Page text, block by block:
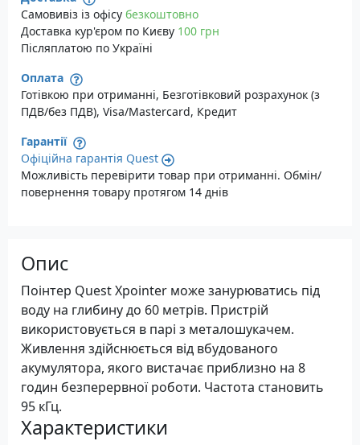
Самовивіз із офісу безкоштовно
Доставка кур'єром по Києву 100 грн
Післяплатою по Україні
Оплата
Готівкою при отриманні, Безготівковий розрахунок (з
ПДВ/без ПДВ), Visa/Mastercard, Кредит
Гарантії
Офіційна гарантія Quest
Можливість перевірити товар при отриманні. Обмін/
повернення товару протягом 14 днів
Опис
Поінтер Quest Xpointer може занурюватись під
воду на глибину до 60 метрів. Пристрій
використовується в парі з металошукачем.
Живлення здійснюється від вбудованого
акумулятора, якого вистачає приблизно на 8
годин безперервної роботи. Частота становить
95 кГц.
Характеристики